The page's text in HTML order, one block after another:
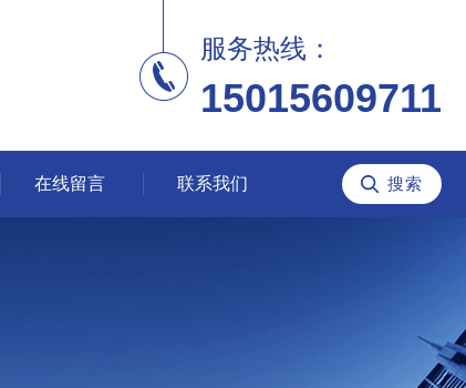
服务热线：
15015609711
在线留言 联系我们